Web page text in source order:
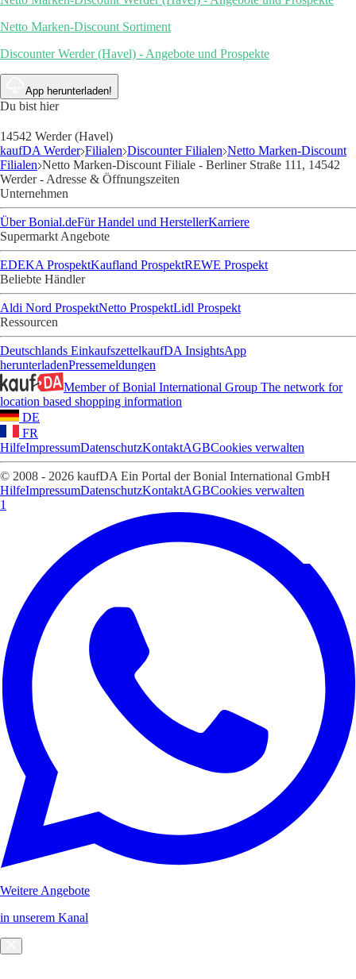
Netto Marken-Discount Sortiment
Discounter Werder (Havel) - Angebote und Prospekte
App herunterladen!
Du bist hier
14542 Werder (Havel)
kaufDA Werder Filialen Discounter Filialen Netto Marken-Discount
Filialen Netto Marken-Discount Filiale - Berliner Straße 111, 14542
Werder - Adresse & Öffnungszeiten
Unternehmen
Über Bonial.deFür Handel und HerstellerKarriere
Supermarkt Angebote
EDEKA ProspektKaufland ProspektREWE Prospekt
Beliebte Händler
Aldi Nord ProspektNetto ProspektLidl Prospekt
Ressourcen
Deutschlands EinkaufszettelkaufDA InsightsApp
herunterladenPressemeldungen
Member of Bonial International Group The network for
location based shopping information
DE
FR
HilfeImpressumDatenschutzKontaktAGBCookies verwalten
© 2008 - 2026 kaufDA Ein Portal der Bonial International GmbH
HilfeImpressumDatenschutzKontaktAGBCookies verwalten
1
Weitere Angebote
in unserem Kanal